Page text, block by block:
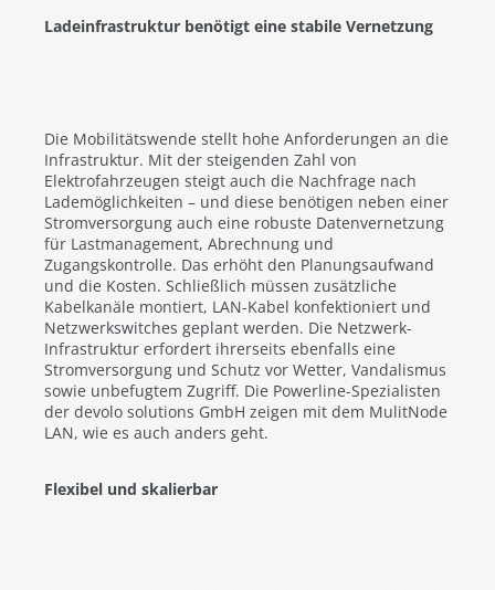
Ladeinfrastruktur benötigt eine stabile Vernetzung
Die Mobilitätswende stellt hohe Anforderungen an die
Infrastruktur. Mit der steigenden Zahl von
Elektrofahrzeugen steigt auch die Nachfrage nach
Lademöglichkeiten – und diese benötigen neben einer
Stromversorgung auch eine robuste Datenvernetzung
für Lastmanagement, Abrechnung und
Zugangskontrolle. Das erhöht den Planungsaufwand
und die Kosten. Schließlich müssen zusätzliche
Kabelkanäle montiert, LAN-Kabel konfektioniert und
Netzwerkswitches geplant werden. Die Netzwerk-
Infrastruktur erfordert ihrerseits ebenfalls eine
Stromversorgung und Schutz vor Wetter, Vandalismus
sowie unbefugtem Zugriff. Die Powerline-Spezialisten
der devolo solutions GmbH zeigen mit dem MulitNode
LAN, wie es auch anders geht.
Flexibel und skalierbar